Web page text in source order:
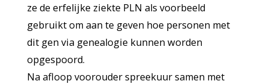
ze de erfelijke ziekte PLN als voorbeeld
gebruikt om aan te geven hoe personen met
dit gen via genealogie kunnen worden
opgespoord.
Na afloop voorouder spreekuur samen met